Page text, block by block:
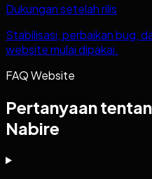
Dukungan setelah rilis
Stabilisasi, perbaikan bug,
website mulai dipakai.
FAQ Website
Pertanyaan
Nabire